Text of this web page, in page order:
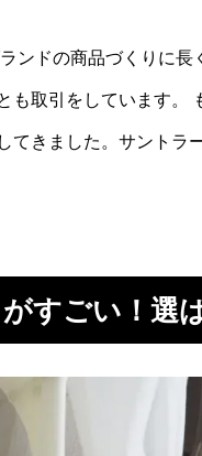
ンドの商品づくりに長
も取引をしています。
てきました。サントラ
すごい！選